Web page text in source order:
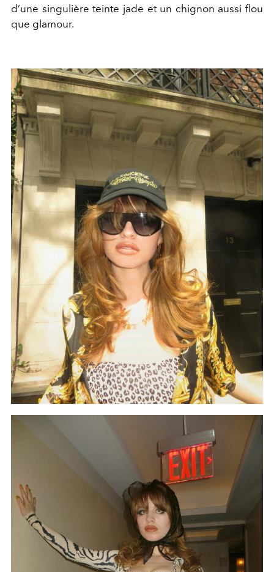
d’une singulière teinte jade et un chignon aussi flou
que glamour.